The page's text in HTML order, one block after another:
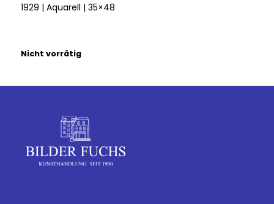
1929 | Aquarell | 35×48
Nicht vorrätig